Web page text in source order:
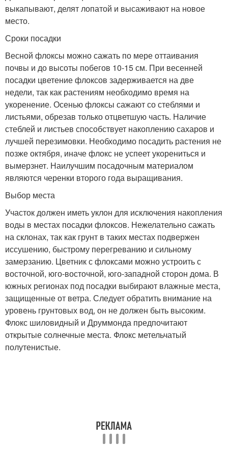
выкапывают, делят лопатой и высаживают на новое
место.
Сроки посадки
Весной флоксы можно сажать по мере оттаивания
почвы и до высоты побегов 10-15 см. При весенней
посадки цветение флоксов задерживается на две
недели, так как растениям необходимо время на
укоренение. Осенью флоксы сажают со стеблями и
листьями, обрезав только отцветшую часть. Наличие
стеблей и листьев способствует накоплению сахаров и
лучшей перезимовки. Необходимо посадить растения не
позже октября, иначе флокс не успеет укорениться и
вымерзнет. Наилучшим посадочным материалом
являются черенки второго года выращивания.
Выбор места
Участок должен иметь уклон для исключения накопления
воды в местах посадки флоксов. Нежелательно сажать
на склонах, так как грунт в таких местах подвержен
иссушению, быстрому перегреванию и сильному
замерзанию. Цветник с флоксами можно устроить с
восточной, юго-восточной, юго-западной сторон дома. В
южных регионах под посадки выбирают влажные места,
защищенные от ветра. Следует обратить внимание на
уровень грунтовых вод, он не должен быть высоким.
Флокс шиловидный и Друммонда предпочитают
открытые солнечные места. Флокс метельчатый
полутенистые.